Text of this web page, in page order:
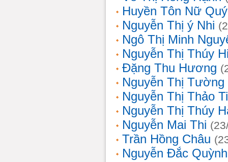
Huyền Tôn Nữ
Nguyễn Thị ý Nhi
Ngô Thị Minh
Nguyễn Thị Thúy
Đặng Thu Hương
Nguyễn Thị Tường
Nguyễn Thị Thảo
Nguyễn Thị Thúy
Nguyễn Mai Thi
Trần Hồng Châu
Nguyễn Đắc